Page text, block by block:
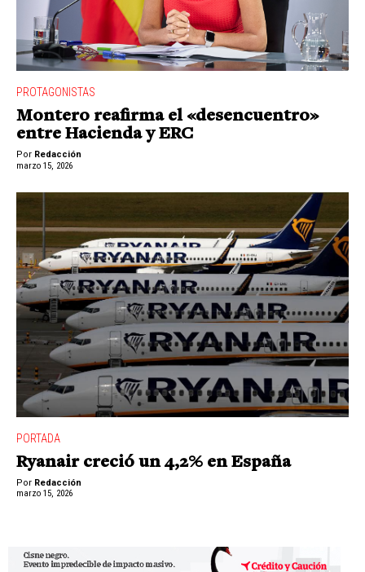
PROTAGONISTAS
Montero reafirma el «desencuentro»
entre Hacienda y ERC
Por Redacción
marzo 15, 2026
PORTADA
Ryanair creció un 4,2% en España
Por Redacción
marzo 15, 2026